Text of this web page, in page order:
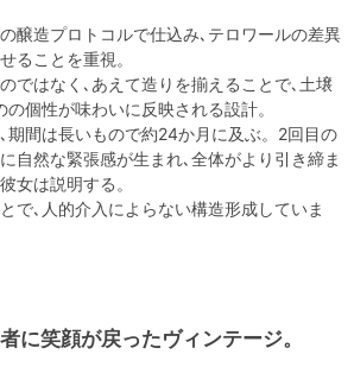
醸造プロトコルで仕込み､テロワールの差異
ることを重視。
ではなく､あえて造りを揃えることで､土壌
個性が味わいに反映される設計。
期間は長いもので約24か月に及ぶ。2回目の
自然な緊張感が生まれ､全体がより引き締ま
女は説明する。
で､人的介入によらない構造形成していま
に笑顔が戻ったヴィンテージ。